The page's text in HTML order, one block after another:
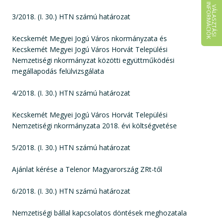
V
Á
L
A
S
Z
T
Á
S
I
IN
F
O
R
M
Á
C
I
Ó
K
3/2018. (I. 30.) HTN számú határozat
Kecskemét Megyei Jogú Város nkormányzata és
Kecskemét Megyei Jogú Város Horvát Települési
Nemzetiségi nkormányzat közötti együttműködési
megállapodás felülvizsgálata
4/2018. (I. 30.) HTN számú határozat
Kecskemét Megyei Jogú Város Horvát Települési
Nemzetiségi nkormányzata 2018. évi költségvetése
5/2018. (I. 30.) HTN számú határozat
Ajánlat kérése a Telenor Magyarország ZRt-től
6/2018. (I. 30.) HTN számú határozat
Nemzetiségi bállal kapcsolatos döntések meghozatala